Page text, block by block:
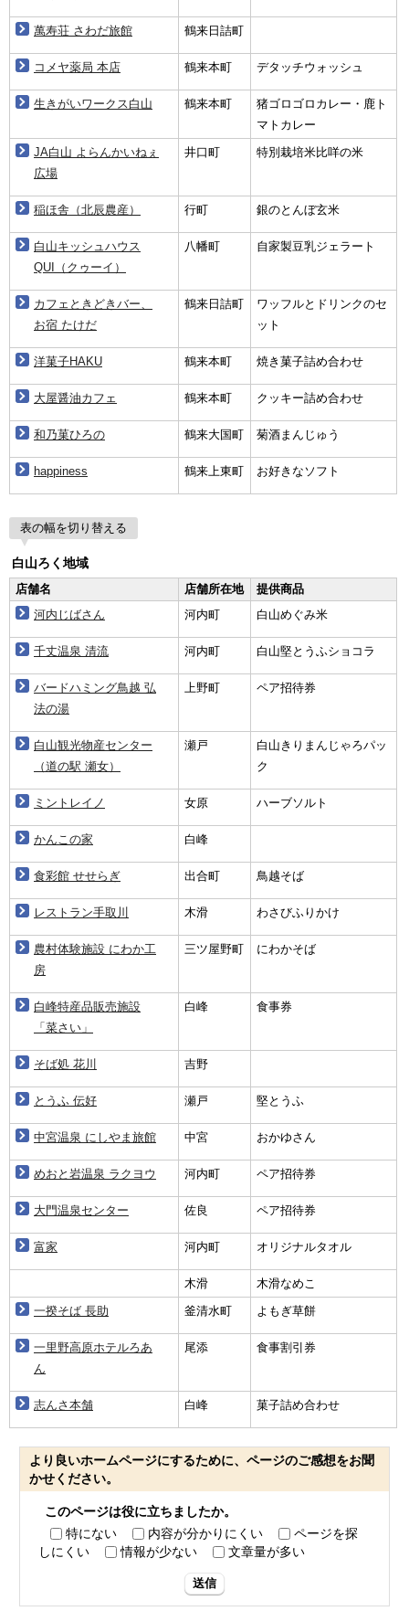
萬寿荘 さわだ旅館 鶴来日詰町
コメヤ薬局 本店 鶴来本町 デタッチウォッシュ
生きがいワークス白山 鶴来本町
猪ゴロゴロカレー・鹿ト
マトカレー
JA白山 よらんかいねぇ
広場
井口町 特別栽培米比咩の米
稲ほ舎（北辰農産） 行町 銀のとんぼ玄米
白山キッシュハウス
QUI（クゥーイ）
八幡町 自家製豆乳ジェラート
カフェときどきバー、
お宿 たけだ
鶴来日詰町
ワッフルとドリンクのセ
ット
洋菓子HAKU 鶴来本町 焼き菓子詰め合わせ
大屋醤油カフェ 鶴来本町 クッキー詰め合わせ
和乃菓ひろの 鶴来大国町 菊酒まんじゅう
happiness 鶴来上東町 お好きなソフト
表の幅を切り替える
白山ろく地域
店舗名
店舗所在地
提供商品
河内じばさん
河内町 白山めぐみ米
千丈温泉 清流 河内町 白山堅とうふショコラ
バードハミング鳥越 弘
法の湯
上野町 ペア招待券
白山観光物産センター
（道の駅 瀬女）
瀬戸
白山きりまんじゃろパッ
ク
ミントレイノ 女原 ハーブソルト
かんこの家 白峰
食彩館 せせらぎ 出合町 鳥越そば
レストラン手取川 木滑 わさびふりかけ
農村体験施設 にわか工
房
三ツ屋野町 にわかそば
白峰特産品販売施設
「菜さい」
白峰 食事券
そば処 花川 吉野
とうふ 伝好 瀬戸 堅とうふ
中宮温泉 にしやま旅館 中宮 おかゆさん
めおと岩温泉 ラクヨウ 河内町 ペア招待券
大門温泉センター 佐良 ペア招待券
富家 河内町 オリジナルタオル
木滑
木滑なめこ
一揆そば 長助
釜清水町 よもぎ草餅
一里野高原ホテルろあ
ん
尾添 食事割引券
志んさ本舗 白峰 菓子詰め合わせ
より良いホームページにするために、ページのご感想をお聞
かせください。
このページは役に立ちましたか。
特にない
内容が分かりにくい
ページを探
しにくい
情報が少ない 文章量が多い
送信